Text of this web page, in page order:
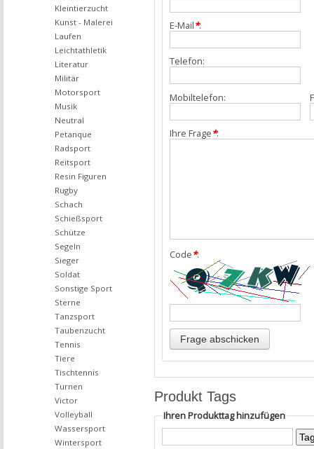
E-Mail*:
Telefon:
Mobiltelefon:
Ihre Frage*:
Code*:
Produkt Tags
Ihren Produkttag hinzufügen
Kleintierzucht
Kunst - Malerei
Laufen
Leichtathletik
Literatur
Militär
Motorsport
Musik
Neutral
Petanque
Radsport
Reitsport
Resin Figuren
Rugby
Schach
Schießsport
Schütze
Segeln
Sieger
Soldat
Sonstige Sport
Sterne
Tanzsport
Taubenzucht
Tennis
Tiere
Tischtennis
Turnen
Victor
Volleyball
Wassersport
Wintersport